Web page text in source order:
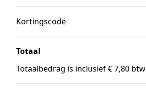
Kortingscode
Totaal
Totaalbedrag is inclusief € 7,80 btw